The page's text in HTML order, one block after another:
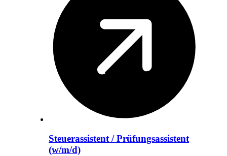
Steuerassistent / Prüfungsassistent
(w/m/d)